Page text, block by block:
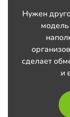
Нужен
сделает
и